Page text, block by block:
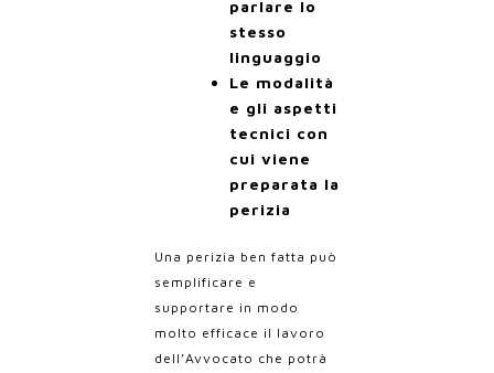
parlare lo
stesso
linguaggio
Le modalità
e gli aspetti
tecnici con
cui viene
preparata la
perizia
Una perizia ben fatta può
semplificare e
supportare in modo
molto efficace il lavoro
dell’Avvocato che potrà